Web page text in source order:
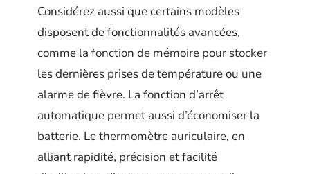
Considérez aussi que certains modèles
disposent de fonctionnalités avancées,
comme la fonction de mémoire pour stocker
les dernières prises de température ou une
alarme de fièvre. La fonction d’arrêt
automatique permet aussi d’économiser la
batterie. Le thermomètre auriculaire, en
alliant rapidité, précision et facilité